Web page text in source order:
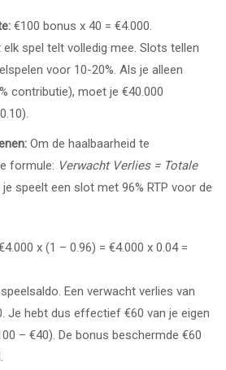
€100 bonus x 40 = €4.000.
elk spel telt volledig mee. Slots tellen
voor 10-20%. Als je alleen
contributie), moet je €40.000
Om de haalbaarheid te
formule: Verwacht Verlies = Totale
je speelt een slot met 96% RTP voor de
x (1 – 0.96) = €4.000 x 0.04 =
Een verwacht verlies van
Je hebt dus effectief €60 van je eigen
– €40). De bonus beschermde €60